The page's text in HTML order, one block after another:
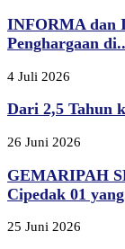
INFORMA dan
Penghargaan
4 Juli 2026
Dari 2,5 Tahun
26 Juni 2026
GEMARIPAH
Cipedak 01
25 Juni 2026